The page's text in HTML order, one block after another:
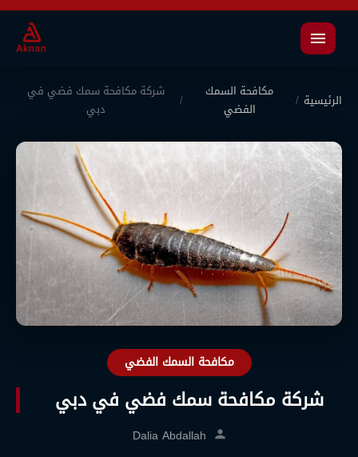
القائمة
الرئيسية /
مكافحة السمك
الفضي
/
شركة مكافحة سمك فضي في
دبي
مكافحة السمك الفضي
شركة مكافحة سمك فضي في دبي